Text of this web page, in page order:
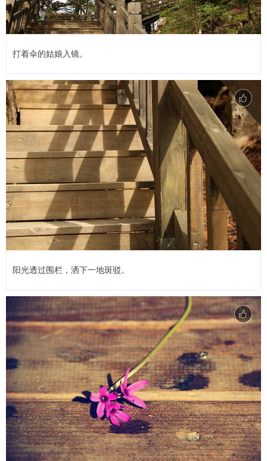
打着伞的姑娘入镜。
阳光透过围栏，洒下一地斑驳。